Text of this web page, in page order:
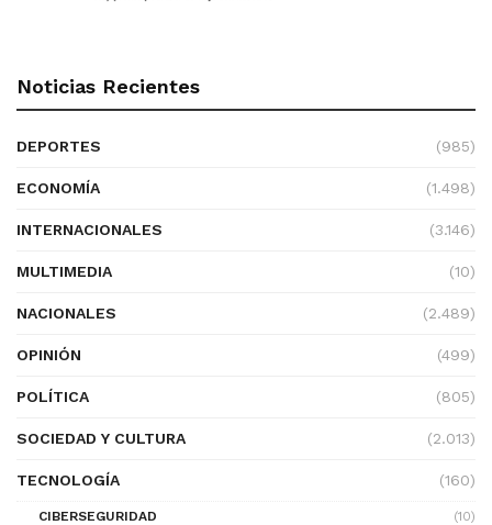
Noticias Recientes
DEPORTES (985)
ECONOMÍA (1.498)
INTERNACIONALES (3.146)
MULTIMEDIA (10)
NACIONALES (2.489)
OPINIÓN (499)
POLÍTICA (805)
SOCIEDAD Y CULTURA (2.013)
TECNOLOGÍA (160)
CIBERSEGURIDAD
(10)